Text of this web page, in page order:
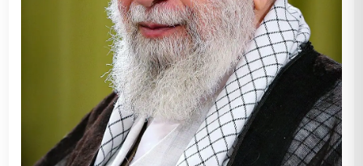
19/02/2026 · 23:30
— מפתיע: השחקן שברצלונה רוצה לחדש את חוזהו
19/02/2026 · 21:00
— המהפכה נכשלה? וולמארט מצמצמת קופות עצמאיות
19/02/2026 · 20:30
— גם בישראל: Gemini של גוגל מייצר לכם עכשיו שירים